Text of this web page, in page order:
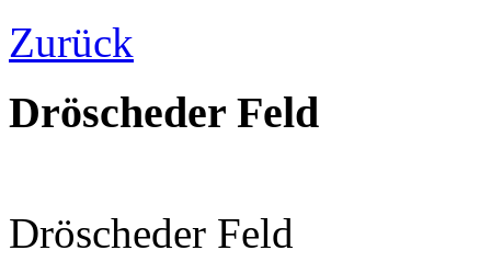
Zurück
Dröscheder Feld
Dröscheder Feld